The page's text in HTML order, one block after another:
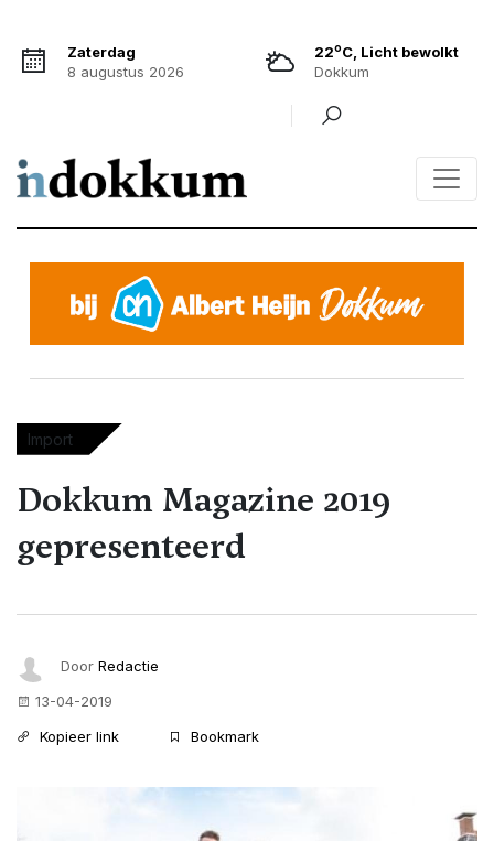
Zaterdag
8 augustus 2026
22oC, Licht bewolkt
Dokkum
Import
Dokkum Magazine 2019
gepresenteerd
Door Redactie
13-04-2019
Kopieer link
Bookmark